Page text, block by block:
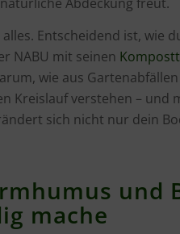
Entscheidend ist, wie
NABU mit seinen
wie aus
Kreislauf verstehen –
sich nicht nur dein
und
mache